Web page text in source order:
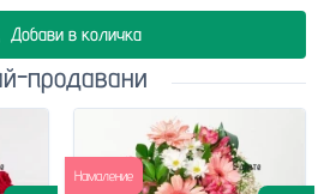
Добави в количка
продавани
Намаление